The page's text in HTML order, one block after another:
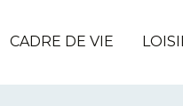
CADRE DE VIE